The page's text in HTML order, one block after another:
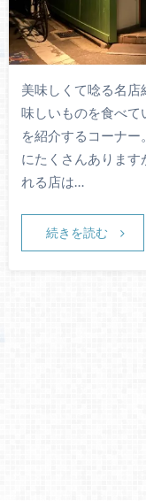
美味しくて唸る名店
味しいものを食べて
を紹介するコーナ
にたくさんあります
れる店は…
続きを読む